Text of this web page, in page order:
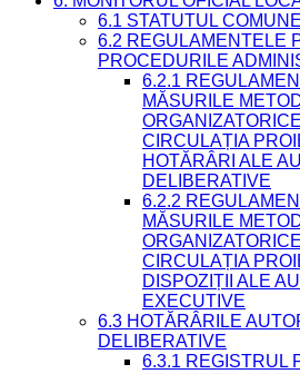
6.1 STATUTUL COMUNEI
6.2 REGULAMENTELE
PROCEDURILE
6.2.1
MĂSURILE
CIRCULAȚIA
HOTĂRÂRI ALE
DELIBERATIVE
6.2.2
MĂSURILE
CIRCULAȚIA
DISPOZIȚII ALE
EXECUTIVE
6.3 HOTĂRÂRILE
DELIBERATIVE
6.3.1 REGISTRUL